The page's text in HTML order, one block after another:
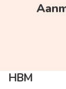
HBM